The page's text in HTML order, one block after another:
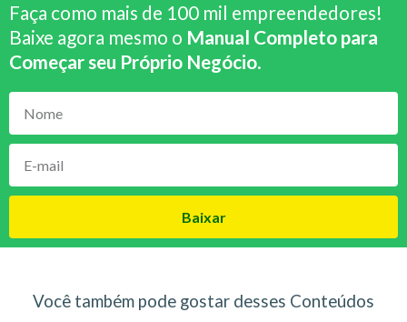
Faça como mais de 100 mil empreendedores!
Baixe agora mesmo o Manual Completo para
Começar seu Próprio Negócio.
Baixar
Você também pode gostar desses Conteúdos